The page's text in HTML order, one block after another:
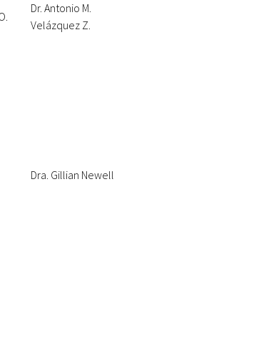
Dr. Antonio M.
Velázquez Z.
Dra. Gillian Newell